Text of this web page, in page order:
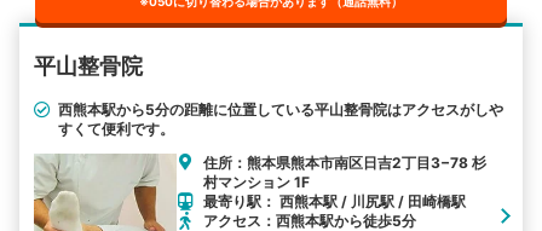
平山整骨院
西熊本駅から5分の距離に位置している平山整骨院はアクセスがしや
すくて便利です。
住所：熊本県熊本市南区日吉2丁目3−78 杉
村マンション 1F
最寄り駅： 西熊本駅 / 川尻駅 / 田崎橋駅
アクセス：西熊本駅から徒歩5分